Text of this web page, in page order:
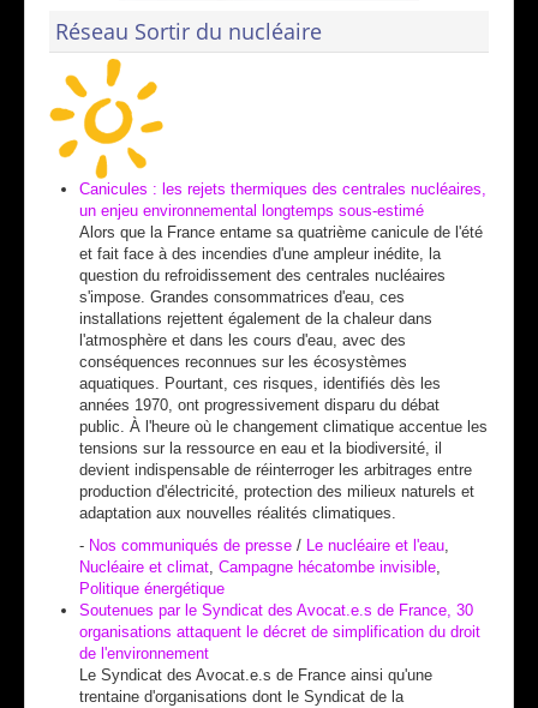
Réseau Sortir du nucléaire
Canicules : les rejets thermiques des centrales nucléaires,
un enjeu environnemental longtemps sous-estimé
Alors que la France entame sa quatrième canicule de l'été
et fait face à des incendies d'une ampleur inédite, la
question du refroidissement des centrales nucléaires
s'impose. Grandes consommatrices d'eau, ces
installations rejettent également de la chaleur dans
l'atmosphère et dans les cours d'eau, avec des
conséquences reconnues sur les écosystèmes
aquatiques. Pourtant, ces risques, identifiés dès les
années 1970, ont progressivement disparu du débat
public. À l'heure où le changement climatique accentue les
tensions sur la ressource en eau et la biodiversité, il
devient indispensable de réinterroger les arbitrages entre
production d'électricité, protection des milieux naturels et
adaptation aux nouvelles réalités climatiques.
- Nos communiqués de presse / Le nucléaire et l'eau,
Nucléaire et climat, Campagne hécatombe invisible,
Politique énergétique
Soutenues par le Syndicat des Avocat.e.s de France, 30
organisations attaquent le décret de simplification du droit
de l'environnement
Le Syndicat des Avocat.e.s de France ainsi qu'une
trentaine d'organisations dont le Syndicat de la